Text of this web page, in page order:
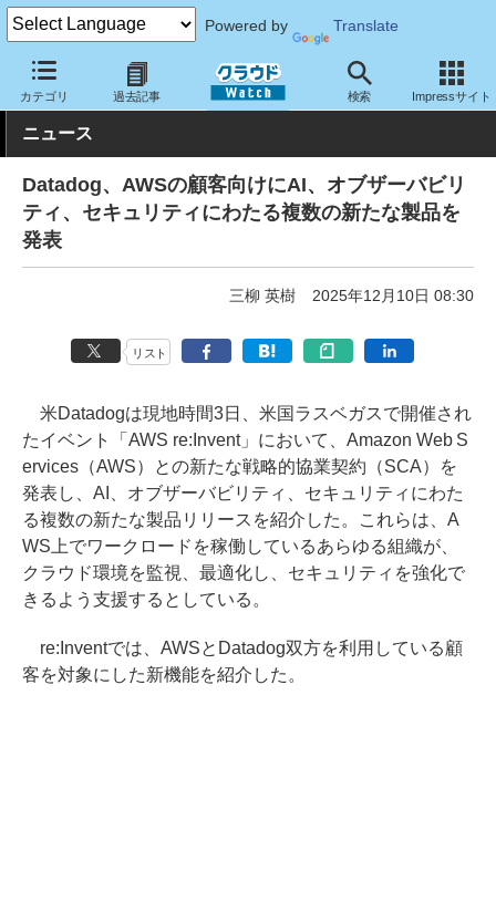
Powered by Translate
カテゴリ 過去記事 検索 Impressサイト
クラウド Watch サービス・ソフト サービス 運用・監視
ニュース
Datadog、AWSの顧客向けにAI、オブザーバビリ
ティ、セキュリティにわたる複数の新たな製品を
発表
三柳 英樹 2025年12月10日 08:30
リスト
米Datadogは現地時間3日、米国ラスベガスで開催され
たイベント「AWS re:Invent」において、Amazon Web S
ervices（AWS）との新たな戦略的協業契約（SCA）を
発表し、AI、オブザーバビリティ、セキュリティにわた
る複数の新たな製品リリースを紹介した。これらは、A
WS上でワークロードを稼働しているあらゆる組織が、
クラウド環境を監視、最適化し、セキュリティを強化で
きるよう支援するとしている。
re:Inventでは、AWSとDatadog双方を利用している顧
客を対象にした新機能を紹介した。